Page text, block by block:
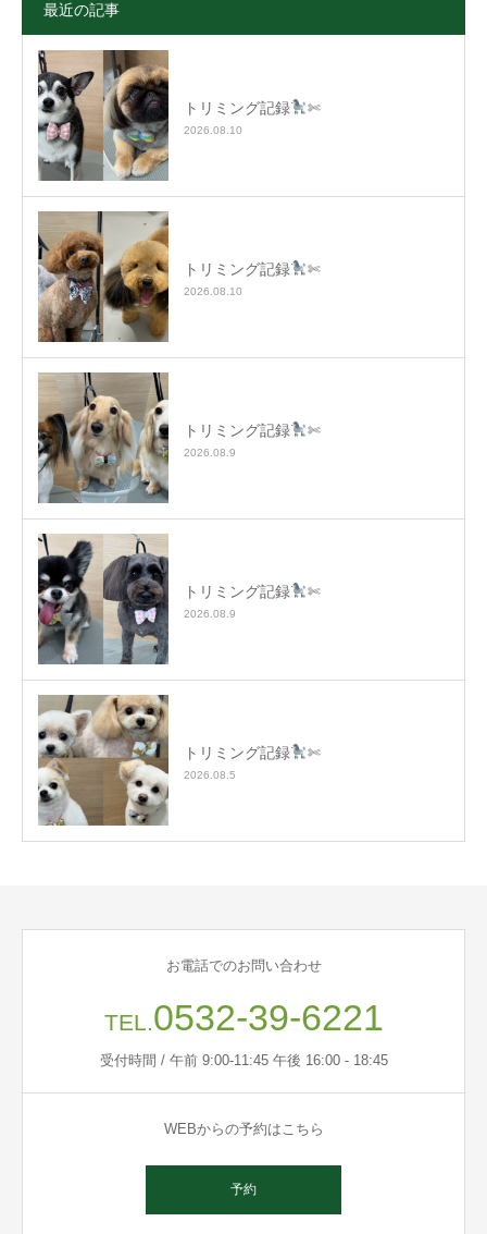
最近の記事
トリミング記録 ✄
2026.08.10
トリミング記録 ✄
2026.08.10
トリミング記録 ✄
2026.08.9
トリミング記録 ✄
2026.08.9
トリミング記録 ✄
2026.08.5
お電話でのお問い合わせ
TEL.0532-39-6221
受付時間 / 午前 9:00-11:45 午後 16:00 - 18:45
WEBからの予約はこちら
予約